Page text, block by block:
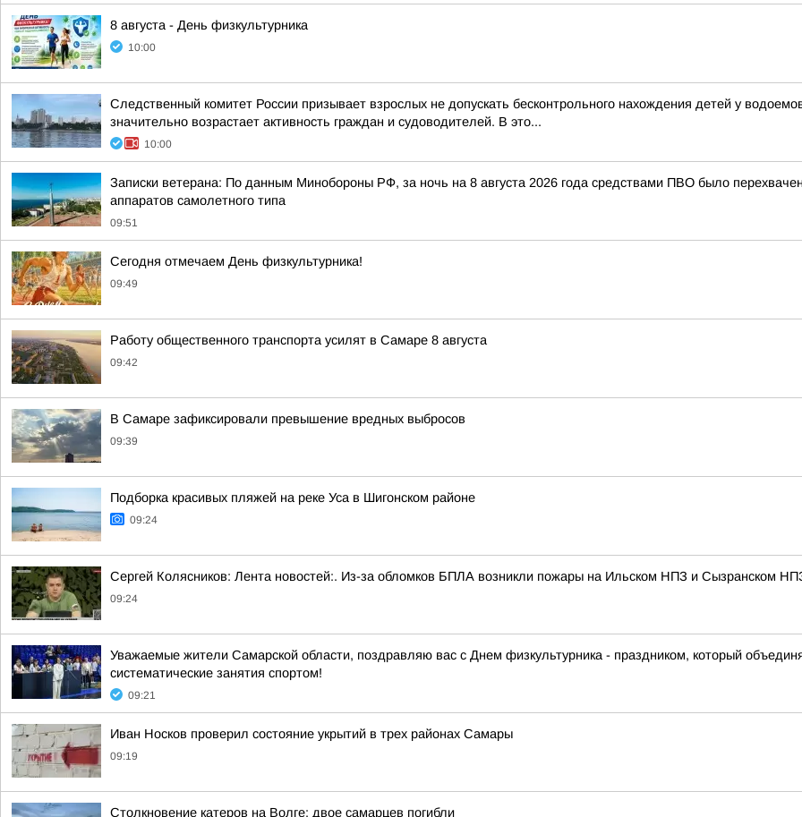
8 августа - День физкультурника
10:00
Следственный комитет России призывает взрослых не допускать бесконтрольного нахождения детей у
значительно возрастает активность граждан и судоводителей. В это...
10:00
Записки ветерана: По данным Минобороны РФ, за ночь на 8 августа 2026 года средствами ПВО было
аппаратов самолетного типа
09:51
Сегодня отмечаем День физкультурника!
09:49
Работу общественного транспорта усилят в Самаре 8 августа
09:42
В Самаре зафиксировали превышение вредных выбросов
09:39
Подборка красивых пляжей на реке Уса в Шигонском районе
09:24
Сергей Колясников: Лента новостей:. Из-за обломков БПЛА возникли пожары на Ильском НПЗ и Сызранском
09:24
Уважаемые жители Самарской области, поздравляю вас с Днем физкультурника - праздником, который
систематические занятия спортом!
09:21
Иван Носков проверил состояние укрытий в трех районах Самары
09:19
Столкновение катеров на Волге: двое самарцев погибли